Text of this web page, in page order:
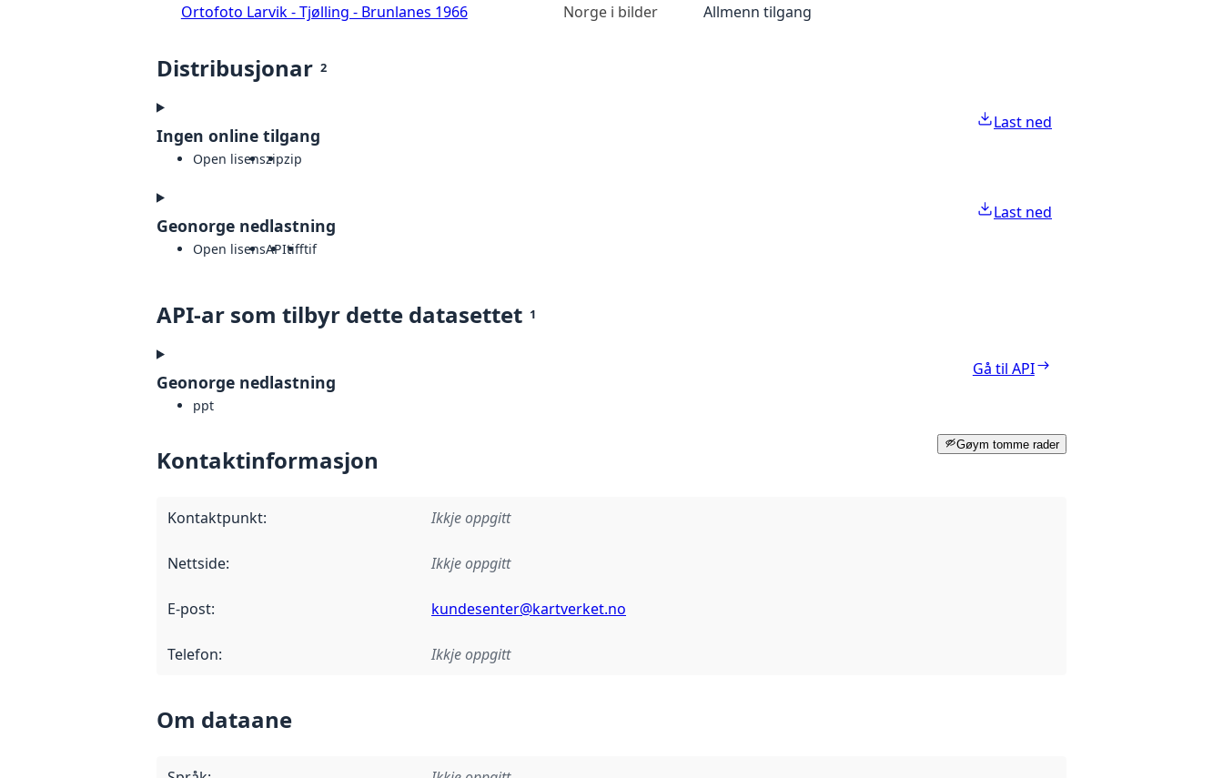
Ortofoto Larvik - Tjølling - Brunlanes 1966 Norge i bilder Allmenn tilgang
Distribusjonar 2
Ingen online tilgang
Open lisenszipzip
Last ned
Geonorge nedlastning
Open lisensAPItifftif
Last ned
API-ar som tilbyr dette datasettet 1
Geonorge nedlastning
ppt
Gå til API
Gøym tomme rader
Kontaktinformasjon
Kontaktpunkt: Ikkje oppgitt
Nettside: Ikkje oppgitt
E-post: kundesenter@kartverket.no
Telefon: Ikkje oppgitt
Om dataane